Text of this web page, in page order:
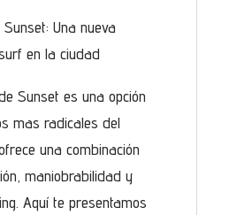
Una nueva
en la ciudad
Sunset es una opción
mas radicales del
una combinación
maniobrabilidad y
Aquí te presentamos